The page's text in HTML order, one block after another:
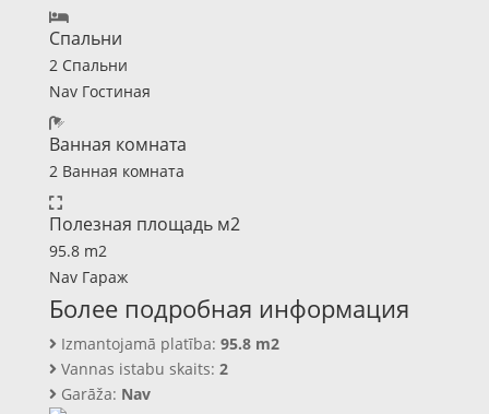
Спальни
2 Спальни
Nav Гостиная
Ванная комната
2 Ванная комната
Полезная площадь м2
95.8 m2
Nav Гараж
Более подробная информация
Izmantojamā platība: 95.8 m2
Vannas istabu skaits: 2
Garāža: Nav